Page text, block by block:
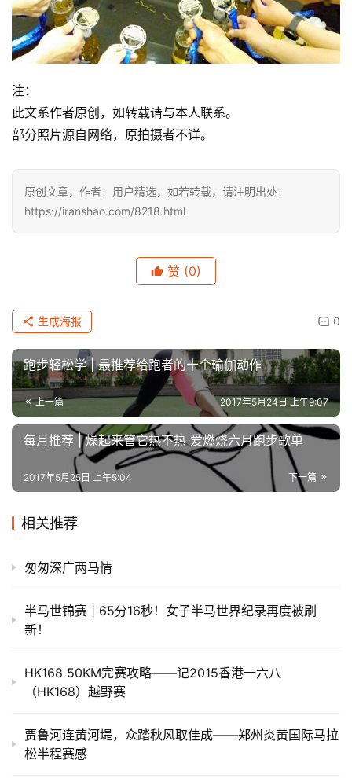
注：
此文系作者原创，如转载请与本人联系。
部分照片源自网络，原拍摄者不详。
原创文章，作者：用户精选，如若转载，请注明出处：
https://iranshao.com/8218.html
赞 (0)
0
生成海报
跑步轻松学 | 最推荐给跑者的十个瑜伽动作
上一篇 2017年5月24日 上午9:07
每月推荐 | 燥起来管它热不热 爱燃烧六月跑步歌单
下一篇
2017年5月25日 上午5:04
相关推荐
匆匆深广两马情
半马世锦赛 | 65分16秒！女子半马世界纪录再度被刷
新！
HK168 50KM完赛攻略——记2015香港一六八
（HK168）越野赛
贾鲁河连黄河堤，众踏秋风取佳成——郑州炎黄国际马拉
松半程赛感